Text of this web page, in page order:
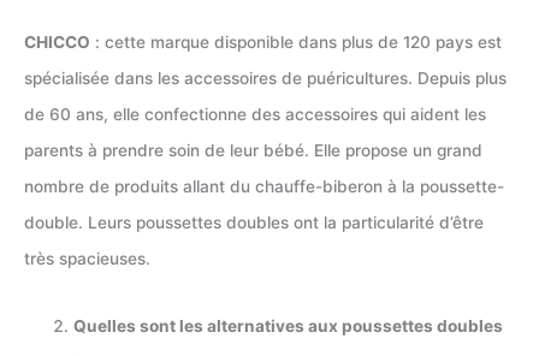
CHICCO : cette marque disponible dans plus de 120 pays est
spécialisée dans les accessoires de puéricultures. Depuis plus
de 60 ans, elle confectionne des accessoires qui aident les
parents à prendre soin de leur bébé. Elle propose un grand
nombre de produits allant du chauffe-biberon à la poussette-
double. Leurs poussettes doubles ont la particularité d’être
très spacieuses.
Quelles sont les alternatives aux poussettes doubles